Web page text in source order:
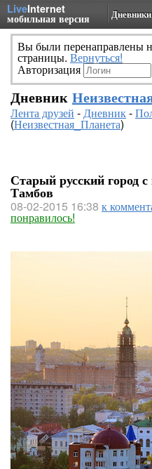
LiveInternet
мобильная версия Дневники
Вы были перенаправлены
страницы. Вернуться!
Авторизация
Дневник
Лента друзей -Дневник-
(Неизвестная_Планета)
Старый русский город
Тамбов
08-02-2015 16:38 к
понравилось!